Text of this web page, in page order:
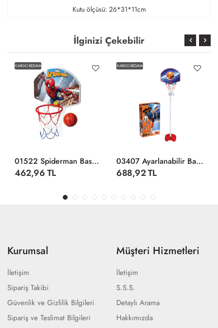
Kutu ölçüsü: 26*31*11cm
İlginizi Çekebilir
KARGO BEDAVA
01522 Spiderman Basket Potası Orta Boy- Fentoys
462,96 TL
KARGO BEDAVA
03407 Ayarlanabilir Basketbol Potası -Fentoys
688,92 TL
Kurumsal
İletişim
Sipariş Takibi
Güvenlik ve Gizlilik Bilgileri
Sipariş ve Teslimat Bilgileri
Müşteri Hizmetleri
İletişim
S.S.S.
Detaylı Arama
Hakkımızda